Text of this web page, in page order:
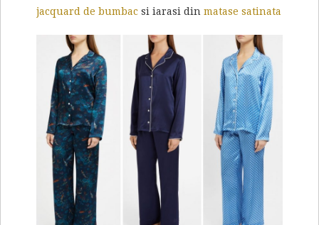
jacquard de bumbac si iarasi din matase satinata